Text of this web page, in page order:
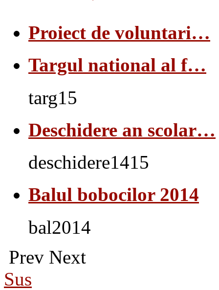
Proiect de voluntari…
Targul national al f…
targ15
Deschidere an scolar…
deschidere1415
Balul bobocilor 2014
bal2014
Prev Next
Sus